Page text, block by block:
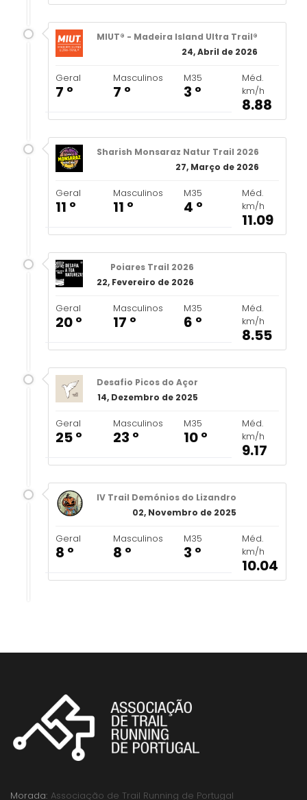
MIUT® - Madeira Island Ultra Trail®
24, Abril de 2026
Geral
7 º
Masculinos
7 º
M35
3 º
Méd.
km/h
8.88
Sharish Monsaraz Natur Trail 2026
27, Março de 2026
Geral
11 º
Masculinos
11 º
M35
4 º
Méd.
km/h
11.09
Poiares Trail 2026
22, Fevereiro de 2026
Geral
20 º
Masculinos
17 º
M35
6 º
Méd.
km/h
8.55
Desafio Picos do Açor
14, Dezembro de 2025
Geral
25 º
Masculinos
23 º
M35
10 º
Méd.
km/h
9.17
IV Trail Demónios do Lizandro
02, Novembro de 2025
Geral
8 º
Masculinos
8 º
M35
3 º
Méd.
km/h
10.04
Morada: Associação de Trail Running de Portugal